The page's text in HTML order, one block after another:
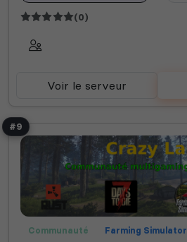
(0)
Voir le serveur
#9
Communauté Farming Simulator